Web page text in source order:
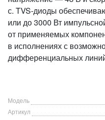
с. TVS-диоды
или до 3000 Вт
от применяемых
в исполнениях с
дифференциальных
Модель
Артикул